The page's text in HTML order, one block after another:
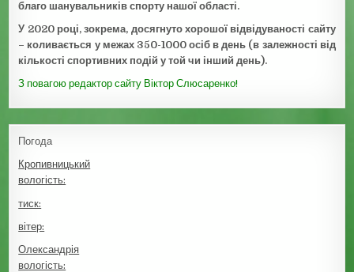
благо шанувальників спорту нашої області.
У 2020 році, зокрема, досягнуто хорошої відвідуваності сайту
– коливається у межах 350-1000 осіб в день (в залежності від
кількості спортивних подій у той чи інший день).
З повагою редактор сайту Віктор Слюсаренко!
Погода
Кропивницький
вологість:
тиск:
вітер:
Олександрія
вологість: